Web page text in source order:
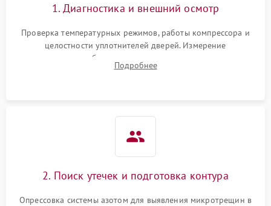
1. Диагностика и внешний осмотр
Проверка температурных режимов, работы компрессора и
целостности уплотнителей дверей. Измерение
сопротивления обмоток мотора, проверка термостата и
считывание кодов ошибок с электронного дисплея.
Подробнее
2. Поиск утечек и подготовка контура
Опрессовка системы азотом для выявления микротрещин в